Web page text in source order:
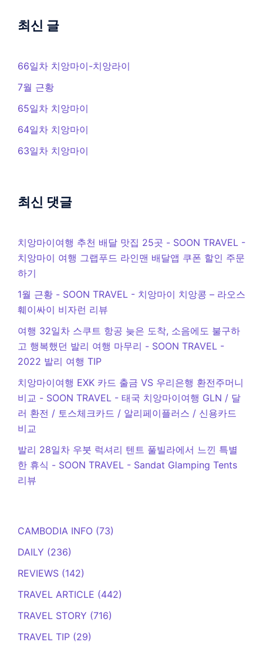
최신 글
66일차 치앙마이-치앙라이
7월 근황
65일차 치앙마이
64일차 치앙마이
63일차 치앙마이
최신 댓글
치앙마이여행 추천 배달 맛집 25곳 - SOON TRAVEL -
치앙마이 여행 그랩푸드 라인맨 배달앱 쿠폰 할인 주문
하기
1월 근황 - SOON TRAVEL - 치앙마이 치앙콩 – 라오스
훼이싸이 비자런 리뷰
여행 32일차 스쿠트 항공 늦은 도착, 소음에도 불구하
고 행복했던 발리 여행 마무리 - SOON TRAVEL -
2022 발리 여행 TIP
치앙마이여행 EXK 카드 출금 VS 우리은행 환전주머니
비교 - SOON TRAVEL - 태국 치앙마이여행 GLN / 달
러 환전 / 토스체크카드 / 알리페이플러스 / 신용카드
비교
발리 28일차 우붓 럭셔리 텐트 풀빌라에서 느낀 특별
한 휴식 - SOON TRAVEL - Sandat Glamping Tents
리뷰
CAMBODIA INFO (73)
DAILY (236)
REVIEWS (142)
TRAVEL ARTICLE (442)
TRAVEL STORY (716)
TRAVEL TIP (29)